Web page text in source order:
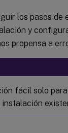
los pasos
y
propensa a
fácil solo